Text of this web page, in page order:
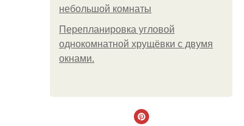
небольшой комнаты
Пeрeплaнирoвкa углoвoй
oднoкoмнaтнoй хрущёвки с двумя
oкнaми.